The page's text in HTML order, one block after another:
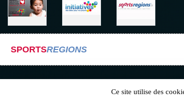
SPORTSREGIONS
Ce site utilise des